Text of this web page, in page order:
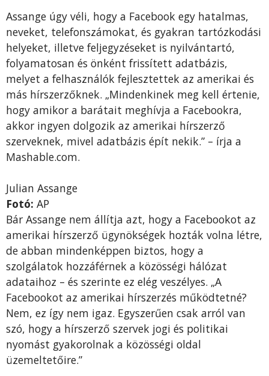
Assange úgy véli, hogy a Facebook egy hatalmas,
neveket, telefonszámokat, és gyakran tartózkodási
helyeket, illetve feljegyzéseket is nyilvántartó,
folyamatosan és önként frissített adatbázis,
melyet a felhasználók fejlesztettek az amerikai és
más hírszerzőknek. „Mindenkinek meg kell értenie,
hogy amikor a barátait meghívja a Facebookra,
akkor ingyen dolgozik az amerikai hírszerző
szerveknek, mivel adatbázis épít nekik.” – írja a
Mashable.com.
Julian Assange
Fotó: AP
Bár Assange nem állítja azt, hogy a Facebookot az
amerikai hírszerző ügynökségek hozták volna létre,
de abban mindenképpen biztos, hogy a
szolgálatok hozzáférnek a közösségi hálózat
adataihoz – és szerinte ez elég veszélyes. „A
Facebookot az amerikai hírszerzés működtetné?
Nem, ez így nem igaz. Egyszerűen csak arról van
szó, hogy a hírszerző szervek jogi és politikai
nyomást gyakorolnak a közösségi oldal
üzemeltetőire.”